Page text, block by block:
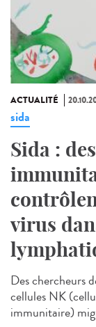
ACTUALITÉ
sida
Sida :
virus
Des chercheurs
cellules NK
immunitaire)